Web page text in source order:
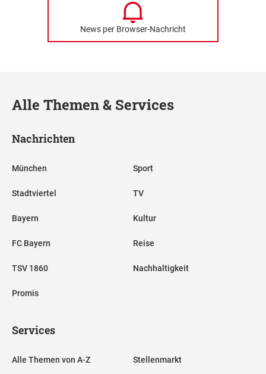
News per Browser-Nachricht
Alle Themen & Services
Nachrichten
München
Stadtviertel
Bayern
FC Bayern
TSV 1860
Promis
Sport
TV
Kultur
Reise
Nachhaltigkeit
Services
Alle Themen von A-Z Stellenmarkt